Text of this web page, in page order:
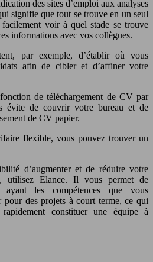
des sites d’emploi aux analyses
signifie que tout se trouve en un seul
voir à quel stade se trouve
informations avec vos collègues.
par exemple, d’établir où vous
afin de cibler et d’affiner votre
de téléchargement de CV par
évite de couvrir votre bureau et de
de CV papier.
flexible, vous pouvez trouver un
d’augmenter et de réduire votre
utilisez Elance. Il vous permet de
ayant les compétences que vous
pour des projets à court terme, ce qui
constituer une équipe à